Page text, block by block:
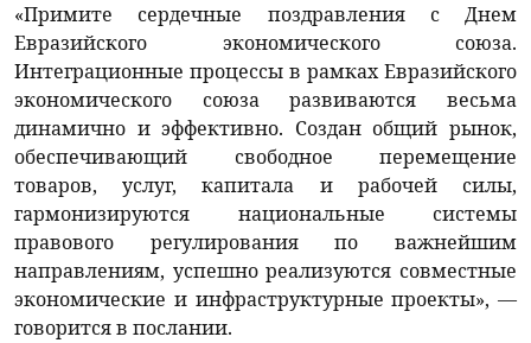
«Примите сердечные поздравления с Днем
Евразийского экономического союза.
Интеграционные процессы в рамках Евразийского
экономического союза развиваются весьма
динамично и эффективно. Создан общий рынок,
обеспечивающий свободное перемещение
товаров, услуг, капитала и рабочей силы,
гармонизируются национальные системы
правового регулирования по важнейшим
направлениям, успешно реализуются совместные
экономические и инфраструктурные проекты», —
говорится в послании.